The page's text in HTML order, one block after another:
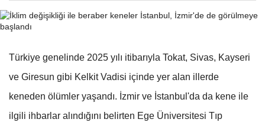
Türkiye genelinde 2025 yılı itibarıyla Tokat, Sivas, Kayseri
ve Giresun gibi Kelkit Vadisi içinde yer alan illerde
keneden ölümler yaşandı. İzmir ve İstanbul'da da kene ile
ilgili ihbarlar alındığını belirten Ege Üniversitesi Tıp